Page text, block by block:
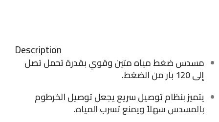
Description
مسدس ضغط مياه متين وقوي بقدرة تحمل تصل
إلى 120 بار من الضغط.
يتميز بنظام توصيل سريع يجعل توصيل الخرطوم
بالمسدس سهلاً ويمنع تسرب المياه.